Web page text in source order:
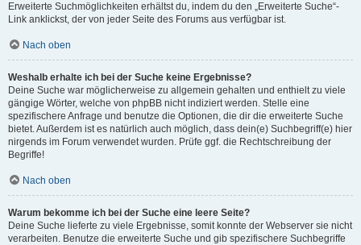
Erweiterte Suchmöglichkeiten erhältst du, indem du den „Erweiterte Suche“-
Link anklickst, der von jeder Seite des Forums aus verfügbar ist.
Nach oben
Weshalb erhalte ich bei der Suche keine Ergebnisse?
Deine Suche war möglicherweise zu allgemein gehalten und enthielt zu viele
gängige Wörter, welche von phpBB nicht indiziert werden. Stelle eine
spezifischere Anfrage und benutze die Optionen, die dir die erweiterte Suche
bietet. Außerdem ist es natürlich auch möglich, dass dein(e) Suchbegriff(e) hier
nirgends im Forum verwendet wurden. Prüfe ggf. die Rechtschreibung der
Begriffe!
Nach oben
Warum bekomme ich bei der Suche eine leere Seite?
Deine Suche lieferte zu viele Ergebnisse, somit konnte der Webserver sie nicht
verarbeiten. Benutze die erweiterte Suche und gib spezifischere Suchbegriffe